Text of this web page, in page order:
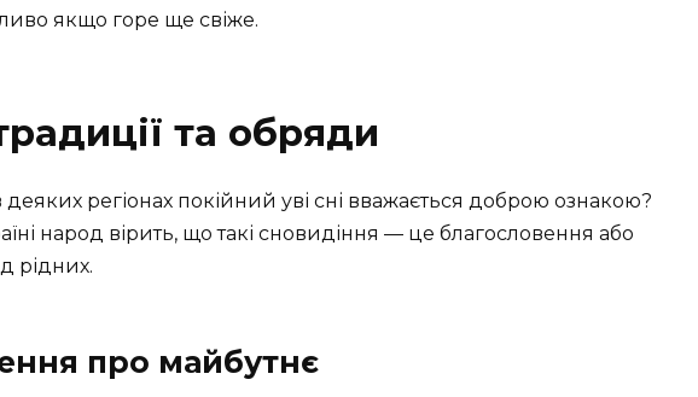
якщо горе ще свіже.
та обряди
регіонах покійний уві сні вважається доброю ознакою?
народ вірить, що такі сновидіння — це благословення або
рідних.
про майбутнє